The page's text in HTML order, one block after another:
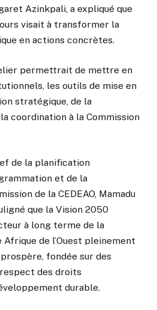
Azinkpali, a expliqué que
visait à transformer la
en actions concrètes.
permettrait de mettre en
les outils de mise en
stratégique, de la
coordination à la Commission
de la planification
et de la
de la CEDEAO, Mamadu
que la Vision 2050
à long terme de la
Afrique de l’Ouest pleinement
fondée sur des
des droits
durable.